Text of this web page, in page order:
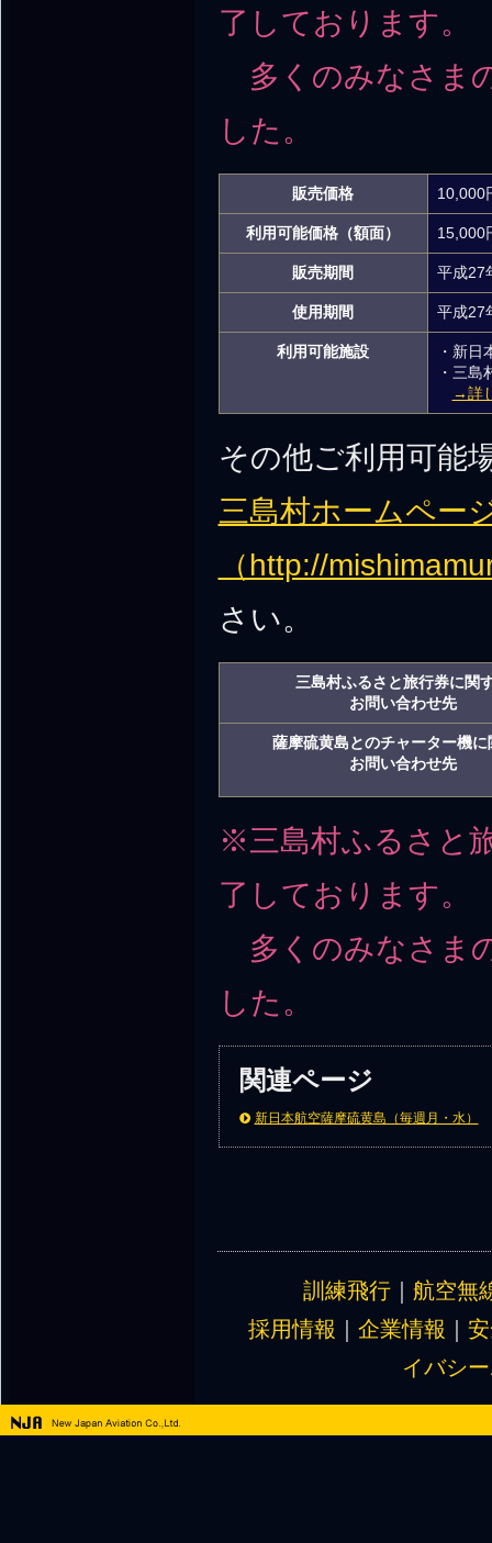
了しております。
多くのみなさま
した。
販売価格 10,000
利用可能価格（額面） 15,000
販売期間 平成27
使用期間 平成27
利用可能施設
・新
・三島
→詳
その他ご利用可能
三島村ホームペー
（http://
さい。
三島村ふるさと旅行券に関
お問い合わせ先
薩摩硫黄島とのチャーター機に
お問い合わせ先
※三島村ふるさと
了しております。
多くのみなさま
した。
関連ページ
新日本航空薩摩硫黄島（毎週月・水）
訓練飛行｜ 航空無
採用情報
企業情報
イバシ